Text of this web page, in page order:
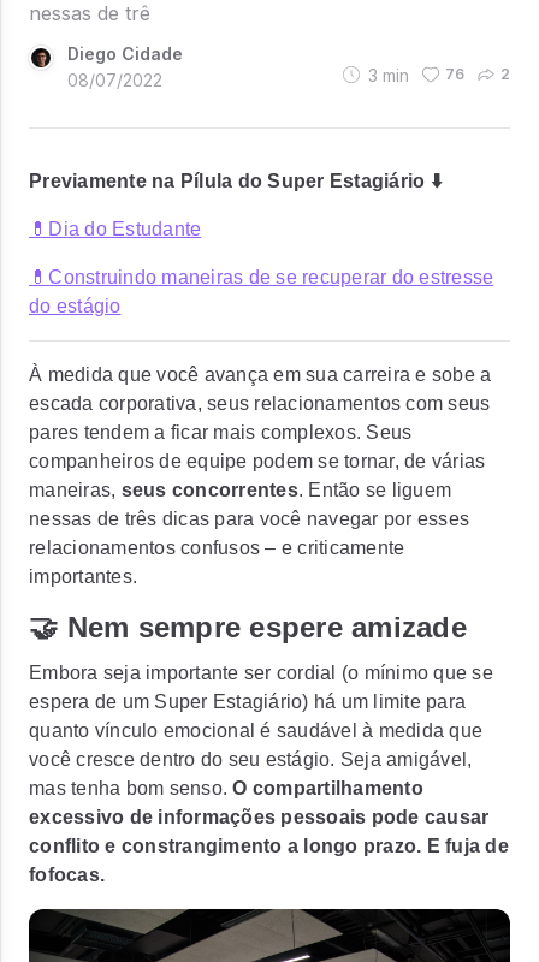
nessas de trê
Diego Cidade
08/07/2022
3 min 76 2
Previamente na Pílula do Super Estagiário ⬇️
💊Dia do Estudante
💊Construindo maneiras de se recuperar do estresse
do estágio
À medida que você avança em sua carreira e sobe a
escada corporativa, seus relacionamentos com seus
pares tendem a ficar mais complexos. Seus
companheiros de equipe podem se tornar, de várias
maneiras, seus concorrentes. Então se liguem
nessas de três dicas para você navegar por esses
relacionamentos confusos – ecriticamente
importantes.
🤝 Nem sempre espere amizade
Embora seja importante ser cordial (o mínimo que se
espera de um Super Estagiário) há um limite para
quanto vínculo emocional é saudável à medida que
você cresce dentro do seu estágio. Seja amigável,
mas tenha bom senso.O compartilhamento
excessivo de informações pessoais pode causar
conflito e constrangimento a longo prazo. E fuja de
fofocas.